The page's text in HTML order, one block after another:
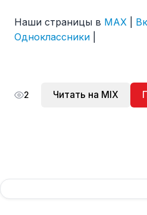
Наши страницы в MAX
Одноклассники
2 Читать на MIX